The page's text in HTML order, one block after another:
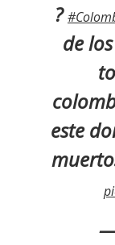
?
de
este
—